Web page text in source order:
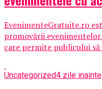
EvenimenteGratuite.ro
promovării
care permite publicului să
Uncategorized4 zile inainte